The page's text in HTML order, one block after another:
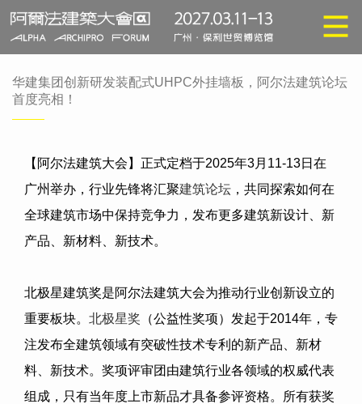
华建集团创新研发装配式UHPC外挂墙板，阿尔法建筑论坛
首度亮相！
【阿尔法建筑大会】正式定档于2025年3月 11-13日在
广州举办，行业先锋将汇聚建筑论坛 ，共同探索如何在
全球建筑市场中保持竞争力，发布更多建筑新设计、新
产品、新材料、新技术。
北极星建筑奖是阿尔法建筑大会为推动行业创新设立的
重要板块。 北极星奖 （公益性奖项）发起于2014年，专
注发布全建筑领域有突破性技术专利的新产品、新材
料、新技术。奖项评审团由建筑行业各领域的权威代表
组成，只有当年度上市新品才具备参评资格。所有获奖